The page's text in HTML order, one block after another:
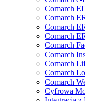
Comarch
Comarch
Comarch
Comarch
Comarch
Comarch
Comarch
Comarch
Comarch
Cyfrowa